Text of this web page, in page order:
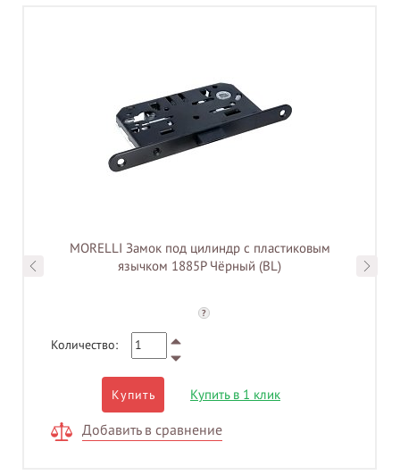
MORELLI Замок под цилиндр с пластиковым
язычком 1885P Чёрный (BL)
?
Количество:
Купить Купить в 1 клик
Добавить в сравнение